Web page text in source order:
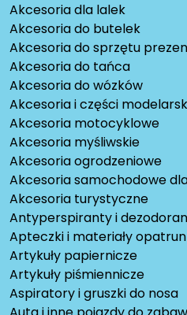
Akcesoria dla lalek
Akcesoria do butelek
Akcesoria do sprzętu
Akcesoria do tańca
Akcesoria do wózków
Akcesoria i części
Akcesoria motocyklowe
Akcesoria myśliwskie
Akcesoria ogrodzeniowe
Akcesoria samochodowe
Akcesoria turystyczne
Antyperspiranty i
Apteczki i materiały
Artykuły papiernicze
Artykuły piśmiennicze
Aspiratory i gruszki do nosa